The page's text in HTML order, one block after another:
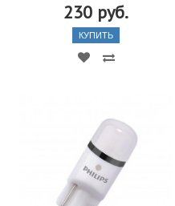
230 руб.
КУПИТЬ